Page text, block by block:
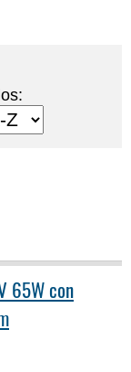
65W con